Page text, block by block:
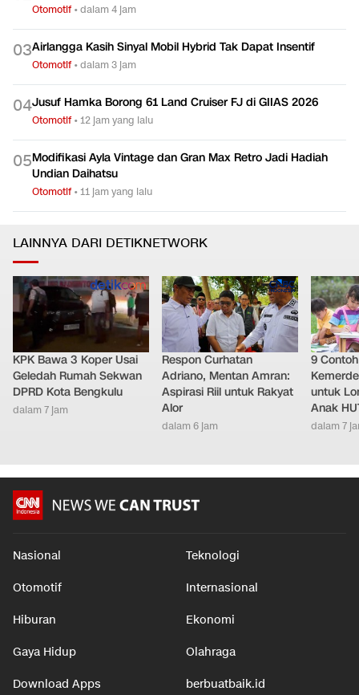
Otomotif•dalam 4 jam
03Airlangga Kasih Sinyal Mobil Hybrid Tak Dapat Insentif
Otomotif•dalam 3 jam
04Jusuf Hamka Borong 61 Land Cruiser FJ di GIIAS 2026
Otomotif•12 jam yang lalu
05Modifikasi Ayla Vintage dan Gran Max Retro Jadi Hadiah
Undian Daihatsu
Otomotif•11 jam yang lalu
LAINNYA DARI DETIKNETWORK
KPK Bawa 3 Koper Usai
Geledah Rumah Sekwan
DPRD Kota Bengkulu
dalam 7 jam
Respon Curhatan
Adriano, Mentan Amran:
Aspirasi Riil untuk Rakyat
Alor
dalam 6 jam
9
untuk
Anak
dalam 7
Nasional Teknologi
Otomotif Internasional
Hiburan Ekonomi
Gaya Hidup Olahraga
Download Apps berbuatbaik.id